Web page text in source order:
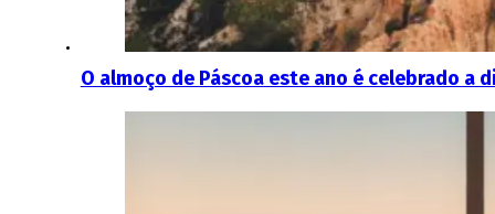
O almoço de Páscoa este ano é celebrado a